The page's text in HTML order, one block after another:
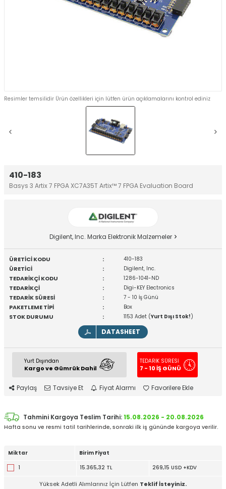
410-183
Basys 3 Artix 7 FPGA XC7A35T Artix™ 7 FPGA Evaluation Board
Resimler temsilidir Ürün özellikleri için lütfen ürün açıklamalarını kontrol ediniz
Digilent, Inc. Marka Elektronik Malzemeler
ÜRETİCİ KODU : 410-183
ÜRETİCİ : Digilent, Inc.
TEDARİKÇİ KODU : 1286-1041-ND
TEDARİKÇİ : Digi-KEY Electronics
TEDARİK SÜRESİ : 7 - 10 İş Günü
PAKETLEME TİPİ : Box
STOK DURUMU : 1153 Adet (Yurt Dışı Stok!)
DATASHEET
Yurt Dışından
Kargo ve Gümrük Dahil
TEDARİK SÜRESİ
7 - 10 İŞ GÜNÜ
Paylaş Tavsiye Et Fiyat Alarmı Favorilere Ekle
Tahmini Kargoya Teslim Tarihi:15.08.2026 - 20.08.2026
Hafta sonu ve resmi tatil tarihlerinde, sonraki ilk iş gününde kargoya verilir.
Miktar
Birim Fiyat
1
15.365,32 TL 269,15 USD +KDV
Yüksek Adetli Alımlarınız İçin Lütfen Teklif İsteyiniz.